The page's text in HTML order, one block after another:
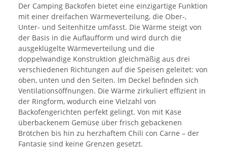
Der Camping Backofen bietet eine einzigartige Funktion
mit einer dreifachen Wärmeverteilung, die Ober-,
Unter- und Seitenhitze umfasst. Die Wärme steigt von
der Basis in die Auflaufform und wird durch die
ausgeklügelte Wärmeverteilung und die
doppelwandige Konstruktion gleichmäßig aus drei
verschiedenen Richtungen auf die Speisen geleitet: von
oben, unten und den Seiten. Im Deckel befinden sich
Ventilationsöffnungen. Die Wärme zirkuliert effizient in
der Ringform, wodurch eine Vielzahl von
Backofengerichten perfekt gelingt. Von mit Käse
überbackenem Gemüse über frisch gebackenen
Brötchen bis hin zu herzhaftem Chili con Carne – der
Fantasie sind keine Grenzen gesetzt.